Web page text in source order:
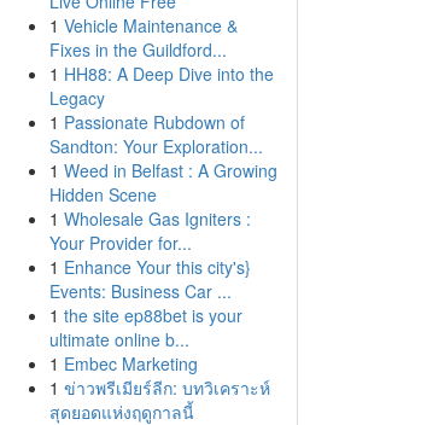
1 Vehicle Maintenance &
Fixes in the Guildford...
1 HH88: A Deep Dive into the
Legacy
1 Passionate Rubdown of
Sandton: Your Exploration...
1 Weed in Belfast : A Growing
Hidden Scene
1 Wholesale Gas Igniters :
Your Provider for...
1 Enhance Your this city's}
Events: Business Car ...
1 the site ep88bet is your
ultimate online b...
1 Embec Marketing
1 ข่าวพรีเมียร์ลีก: บทวิเคราะห์
สุดยอดแห่งฤดูกาลนี้